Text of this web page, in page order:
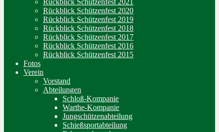
Rückblick Schützenfest 2021
Rückblick Schützenfest 2020
Rückblick Schützenfest 2019
Rückblick Schützenfest 2018
Rückblick Schützenfest 2017
Rückblick Schützenfest 2016
Rückblick Schützenfest 2015
Fotos
Verein
Vorstand
Abteilungen
Schloß-Kompanie
Warthe-Kompanie
Jungschützenabteilung
Schießsportabteilung